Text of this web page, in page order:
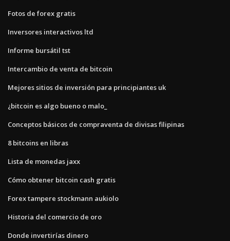
Fotos de forex gratis
Inversores interactivos ltd
Informe bursátil tst
Intercambio de venta de bitcoin
Mejores sitios de inversión para principiantes uk
¿bitcoin es algo bueno o malo_
Conceptos básicos de compraventa de divisas filipinas
8 bitcoins en libras
Lista de monedas jaxx
Cómo obtener bitcoin cash gratis
Forex tampere stockmann aukiolo
Historia del comercio de oro
Donde invertirías dinero